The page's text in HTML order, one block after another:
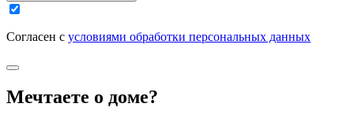
Согласен с условиями обработки персональных данных
Мечтаете о доме?